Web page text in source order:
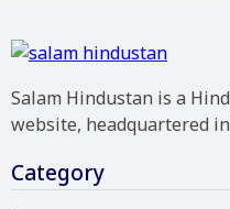
Salam Hindustan is a
website, headquartered
Category